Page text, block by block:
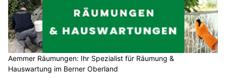
Aemmer Räumungen: Ihr Spezialist für Räumung &
Hauswartung im Berner Oberland